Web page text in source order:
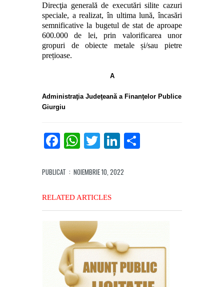
Direcţia generală de executări silite cazuri
speciale, a realizat, în ultima lună, încasări
semnificative la bugetul de stat de aproape
600.000de lei, prin valorificareaunor
gropuri de obiecte metale și/sau pietre
prețioase.
A
Administraţia Judeţeană a Finanţelor Publice
Giurgiu
Facebook
WhatsApp
TwitterLinkedIn
PUBLICAT : NOIEMBRIE 10, 2022
RELATED ARTICLES